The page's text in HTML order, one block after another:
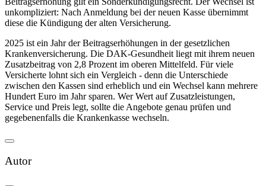
unkompliziert: Nach Anmeldung bei der neuen Kasse übernimmt
diese die Kündigung der alten Versicherung.
2025 ist ein Jahr der Beitragserhöhungen in der gesetzlichen
Krankenversicherung. Die DAK-Gesundheit liegt mit ihrem neuen
Zusatzbeitrag von 2,8 Prozent im oberen Mittelfeld. Für viele
Versicherte lohnt sich ein Vergleich - denn die Unterschiede
zwischen den Kassen sind erheblich und ein Wechsel kann mehrere
Hundert Euro im Jahr sparen. Wer Wert auf Zusatzleistungen,
Service und Preis legt, sollte die Angebote genau prüfen und
gegebenenfalls die Krankenkasse wechseln.
Autor